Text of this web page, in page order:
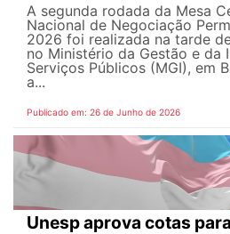
A segunda rodada da Mesa
Nacional de Negociação
2026 foi realizada na tarde
no Ministério da Gestão e da
Serviços Públicos (MGI), em
a...
Publicado em: 26 de Junho de 2026
Unesp aprova cotas